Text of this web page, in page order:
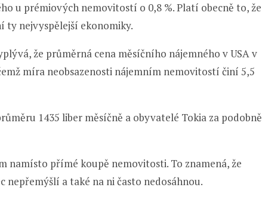
u prémiových nemovitostí o 0,8 %. Platí obecně to, že
ty nejvyspělejší ekonomiky.
že průměrná cena měsíčního nájemného v USA v
míra neobsazenosti nájemním nemovitostí činí 5,5
1435 liber měsíčně a obyvatelé Tokia za podobně
namísto přímé koupě nemovitosti. To znamená, že
a také na ni často nedosáhnou.